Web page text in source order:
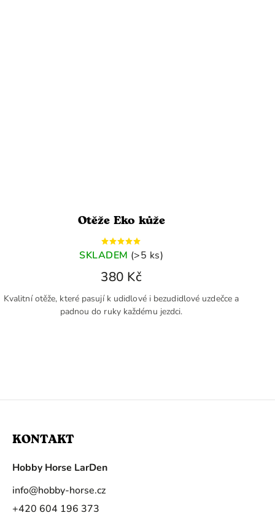
Otěže Eko kůže
SKLADEM (>5 ks)
380 Kč
Kvalitní otěže, které pasují k udidlové i bezudidlové uzdečce a
padnou do ruky každému jezdci.
KONTAKT
Hobby Horse LarDen
info@hobby-horse.cz
+420 604 196 373